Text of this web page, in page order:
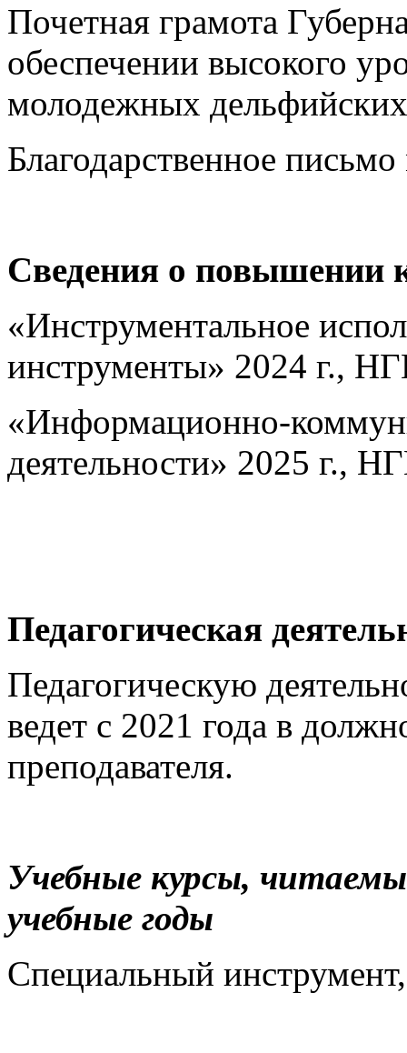
Почетная грамота
обеспечении высокого
молодежных
Благодарственное
Сведения о повышении
«Инструментальное
инструменты» 2024 г.,
«Информационно-
деятельности» 2025 г.,
Педагогическая
Педагогическую
ведет с 2021 года в
преподавателя.
Учебные курсы,
учебные годы
Специальный